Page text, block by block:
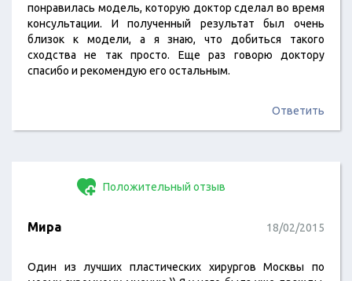
понравилась модель, которую доктор сделал во время
консультации. И полученный результат был очень
близок к модели, а я знаю, что добиться такого
сходства не так просто. Еще раз говорю доктору
спасибо и рекомендую его остальным.
Ответить
Положительный отзыв
Мира 18/02/2015
Один из лучших пластических хирургов Москвы по